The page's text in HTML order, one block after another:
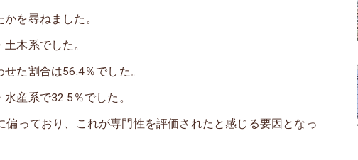
を尋ねました。
木系でした。
た割合は56.4％でした。
産系で32.5％でした。
っており、これが専門性を評価されたと感じる要因となっ